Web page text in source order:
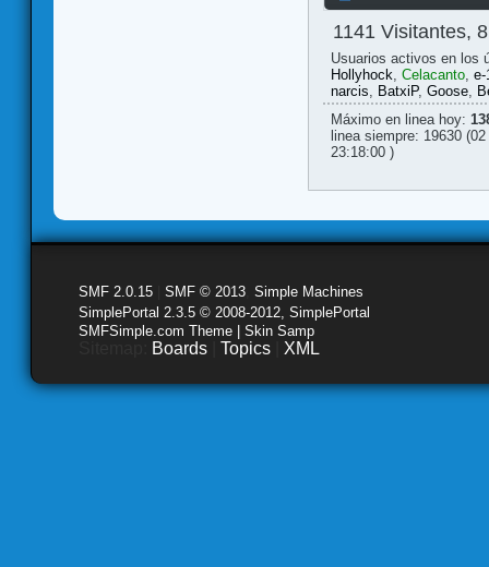
1141 Visitantes,
Usuarios activos en los
Hollyhock, Celacanto, e-
narcis, BatxiP, Goose,
Máximo en linea hoy:
linea siempre: 19630
23:18:00 )
SMF 2.0.15 SMF © 2013 Simple Machines
SimplePortal 2.3.5 © 2008-2012, SimplePortal
SMFSimple.com Theme | Skin Samp
Boards Topics XML